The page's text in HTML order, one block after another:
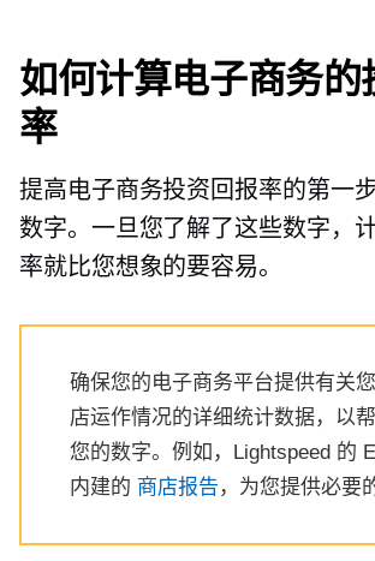
如何计算电子商务的
率
提高电子商务投资回报率的第一
数字。一旦您了解了这些数字，
率就比您想象的要容易。
确保您的电子商务平台提供有关
店运作情况的详细统计数据，以
您的数字。例如，Lightspeed 的
内建的 商店报告 ，为您提供必要